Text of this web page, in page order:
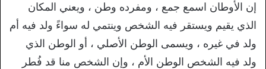
إن الأوطان اسمع جمع ، ومفرده وطن ، ويعني المكان
الذي يقيم ويستقر فيه الشخص وينتمي له سواءً ولد فيه أم
ولد في غيره ، ويسمى الوطن الأصلي ، أو الوطن الذي
ولد فيه الشخص الوطن الأم ، وإن الشخص منا قد فُطر